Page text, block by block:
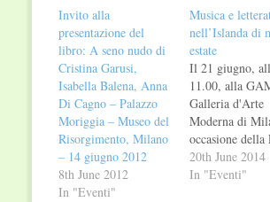
Invito alla
presentazione del
libro: A seno nudo di
Cristina Garusi,
Isabella Balena, Anna
Di Cagno – Palazzo
Moriggia – Museo del
Risorgimento, Milano
– 14 giugno 2012
8th June 2012
In "Eventi"
Musica e
nell’Islanda di
estate
Il 21 giugno,
11.00, alla
Galleria d'Arte
Moderna di
occasione della
della Musica e
solstizio d’estate
20th June 2014
In "Eventi"